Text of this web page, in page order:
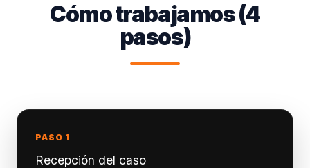
Cómo trabajamos (4
pasos)
PASO 1
Recepción del caso